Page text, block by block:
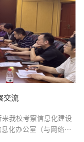
交流
我校考察信息化建设
化办公室（与网络中